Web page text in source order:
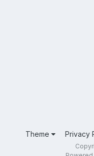
Theme Privacy